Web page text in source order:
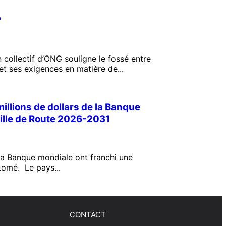
d’ONG souligne le fossé entre
ses exigences en matière de...
de dollars de la Banque
de Route 2026-2031
Banque mondiale ont franchi une
Le pays...
CONTACT